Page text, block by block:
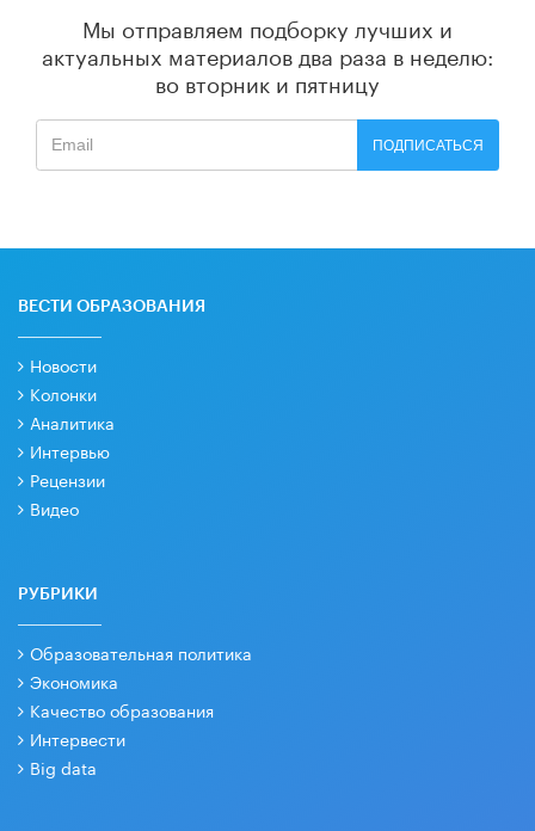
Мы отправляем подборку лучших и
актуальных материалов два раза в неделю:
во вторник и пятницу
ПОДПИСАТЬСЯ
ВЕСТИ ОБРАЗОВАНИЯ
Новости
Колонки
Аналитика
Интервью
Рецензии
Видео
РУБРИКИ
Образовательная политика
Экономика
Качество образования
Интервести
Big data